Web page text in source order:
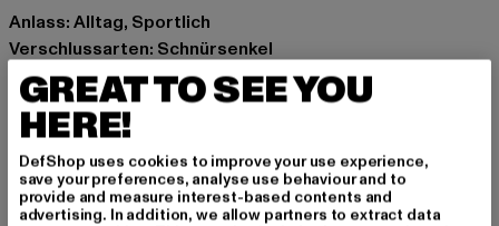
Anlass: Alltag, Sportlich
Verschlussarten: Schnürsenkel
Schafthöhe: Low Top
Marke: adidas
Kat.: Sneakers Low
Farbe: weiß
Hersteller Farbe: white
Obermaterial: sonstiges Material, Textil
GREAT TO SEE YOU
HERE!
DefShop uses cookies to improve your use experience,
save your preferences, analyse use behaviour and to
provide and measure interest-based contents and
advertising. In addition, we allow partners to extract data